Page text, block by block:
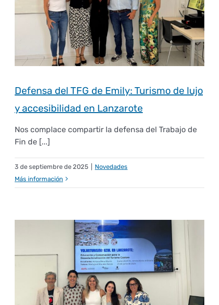
Comisiones
Personal
Empresas
Coordinador y tutores
Renovación acreditación
Memoria verificación
Informes
Impresos y formularios
Documentos
Impresos y formularios
Correo institucional
Delegación de Estudiantes
Programa Mentor
Derechos y deberes
Representantes
Primer Encuentro (2025)
Edición 2025 (UVL 2025)
Edición 2026 (UVL 2026)
Defensa del TFG de Emily: Turismo de lujo
y accesibilidad en Lanzarote
Nos complace compartir la defensa del Trabajo de
Fin de [...]
3 de septiembre de 2025
Novedades
Más información